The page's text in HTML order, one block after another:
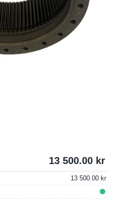
13 500.00
13 500.00